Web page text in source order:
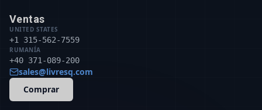
Ventas
UNITED STATES
+1 315-562-7559
RUMANÍA
+40 371-089-200
sales@livresq.com
Comprar